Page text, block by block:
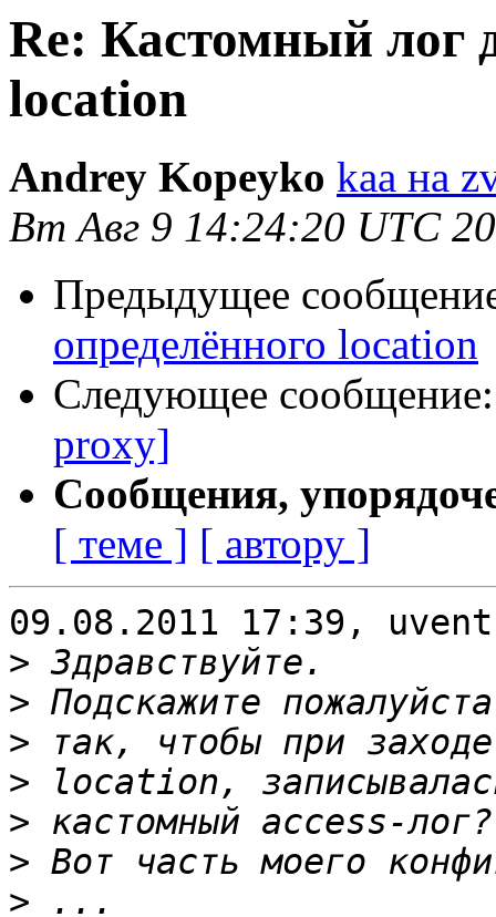
Re: Кастомный лог
location
Andrey Kopeyko kaa на
Вт Авг 9 14:24:20 UTC
Предыдущее
определённого location
Следующее
proxy]
Сообщения,
[ теме ] [ автору ]
09.08.2011 17:39,
>
>
>
>
>
>
>